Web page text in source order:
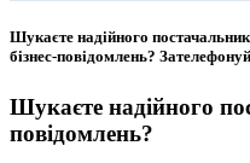
Шукаєте надійного
бізнес-повідомлень?
Шукаєте надійного
повідомлень?